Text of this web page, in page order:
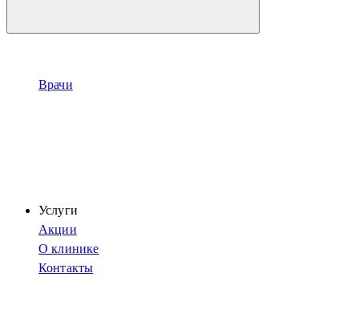
Врачи
Услуги
Акции
О клинике
Контакты